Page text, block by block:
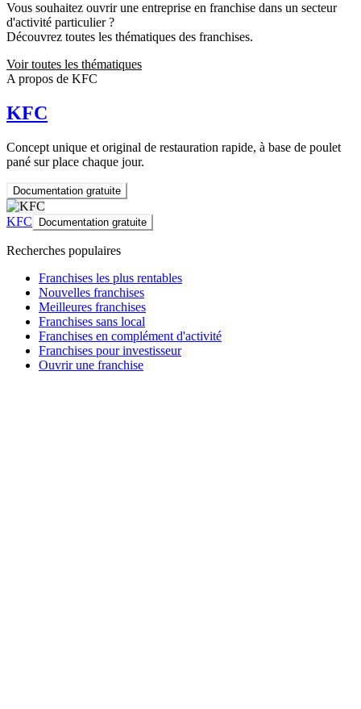
Vous souhaitez ouvrir une entreprise en franchise dans un secteur
d'activité particulier ?
Découvrez toutes les thématiques des franchises.
Voir toutes les thématiques
A propos de KFC
KFC
Concept unique et original de restauration rapide, à base de poulet
pané sur place chaque jour.
Documentation gratuite
KFC Documentation gratuite
Recherches populaires
Franchises les plus rentables
Nouvelles franchises
Meilleures franchises
Franchises sans local
Franchises en complément d'activité
Franchises pour investisseur
Ouvrir une franchise